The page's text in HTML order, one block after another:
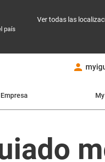
país
Ver todas las
Empresa